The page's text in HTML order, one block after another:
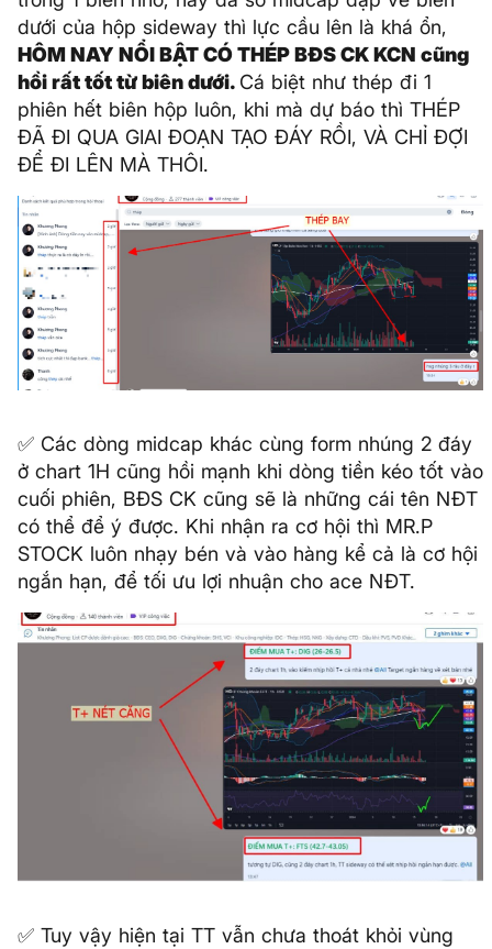
dưới của hộp sideway thì lực cầu lên là khá ổn,
HÔM NAY NỔI BẬT CÓ THÉP BĐS CK KCN cũng
hồi rất tốt từ biên dưới. Cá biệt như thép đi 1
phiên hết biên hộp luôn, khi mà dự báo thì THÉP
ĐÃ ĐI QUA GIAI ĐOẠN TẠO ĐÁY RỒI, VÀ CHỈ ĐỢI
ĐỂ ĐI LÊN MÀ THÔI.
✅ Các dòng midcap khác cùng form nhúng 2 đáy
ở chart 1H cũng hồi mạnh khi dòng tiền kéo tốt vào
cuối phiên, BĐS CK cũng sẽ là những cái tên NĐT
có thể để ý được. Khi nhận ra cơ hội thì MR.P
STOCK luôn nhạy bén và vào hàng kể cả là cơ hội
ngắn hạn, để tối ưu lợi nhuận cho ace NĐT.
✅ Tuy vậy hiện tại TT vẫn chưa thoát khỏi vùng